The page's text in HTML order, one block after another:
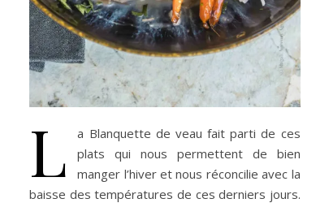
L
a Blanquette de veau fait parti de ces
plats qui nous permettent de bien
manger l’hiver et nous réconcilie avec la
baisse des températures de ces derniers jours.